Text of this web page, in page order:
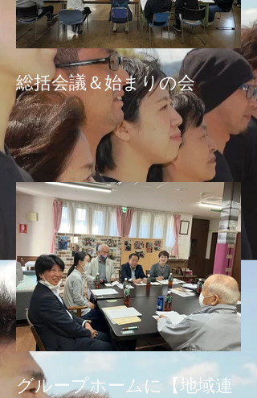
総括会議＆始まりの会
グループホームに【地域連